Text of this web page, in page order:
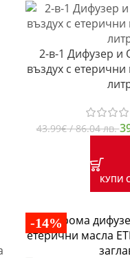
2-в-1 Дифузер и
въздух с етерични
43.99€/ 86.04 лв.
КУПИ
-14%